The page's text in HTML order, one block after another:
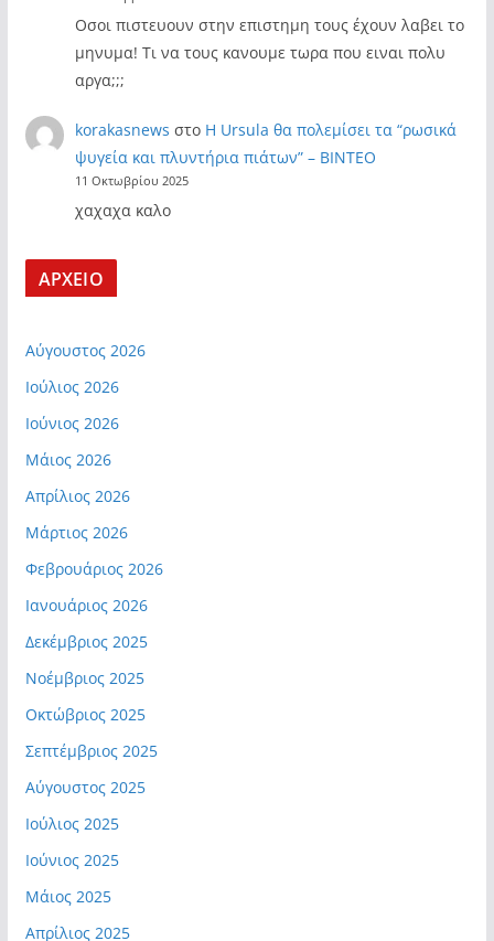
Οσοι πιστευουν στην επιστημη τους έχουν λαβει το
μηνυμα! Τι να τους κανουμε τωρα που ειναι πολυ
αργα;;;
korakasnews στο Η Ursula θα πολεμίσει τα “ρωσικά
ψυγεία και πλυντήρια πιάτων” – ΒΙΝΤΕΟ
11 Οκτωβρίου 2025
χαχαχα καλο
ΑΡΧΕΙΟ
Αύγουστος 2026
Ιούλιος 2026
Ιούνιος 2026
Μάιος 2026
Απρίλιος 2026
Μάρτιος 2026
Φεβρουάριος 2026
Ιανουάριος 2026
Δεκέμβριος 2025
Νοέμβριος 2025
Οκτώβριος 2025
Σεπτέμβριος 2025
Αύγουστος 2025
Ιούλιος 2025
Ιούνιος 2025
Μάιος 2025
Απρίλιος 2025